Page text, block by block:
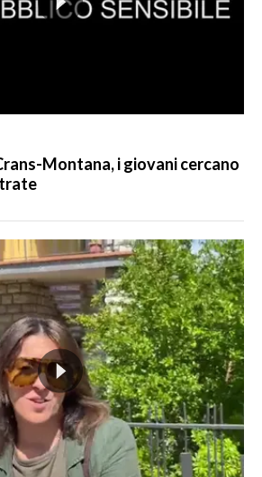
Montana, i giovani cercano